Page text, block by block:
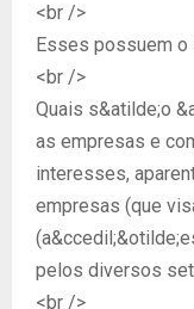
<br />
Esses possuem o
<br />
Quais s&atilde;o
as empresas e
interesses,
empresas (que
pelos diversos
<br />